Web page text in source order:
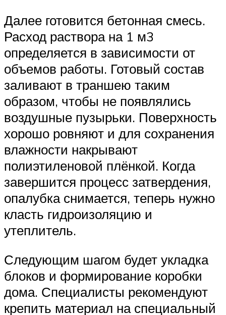
Далее готовится бетонная смесь.
Расход раствора на 1 м3
определяется в зависимости от
объемов работы. Готовый состав
заливают в траншею таким
образом, чтобы не появлялись
воздушные пузырьки. Поверхность
хорошо ровняют и для сохранения
влажности накрывают
полиэтиленовой плёнкой. Когда
завершится процесс затвердения,
опалубка снимается, теперь нужно
класть гидроизоляцию и
утеплитель.
Следующим шагом будет укладка
блоков и формирование коробки
дома. Специалисты рекомендуют
крепить материал на специальный